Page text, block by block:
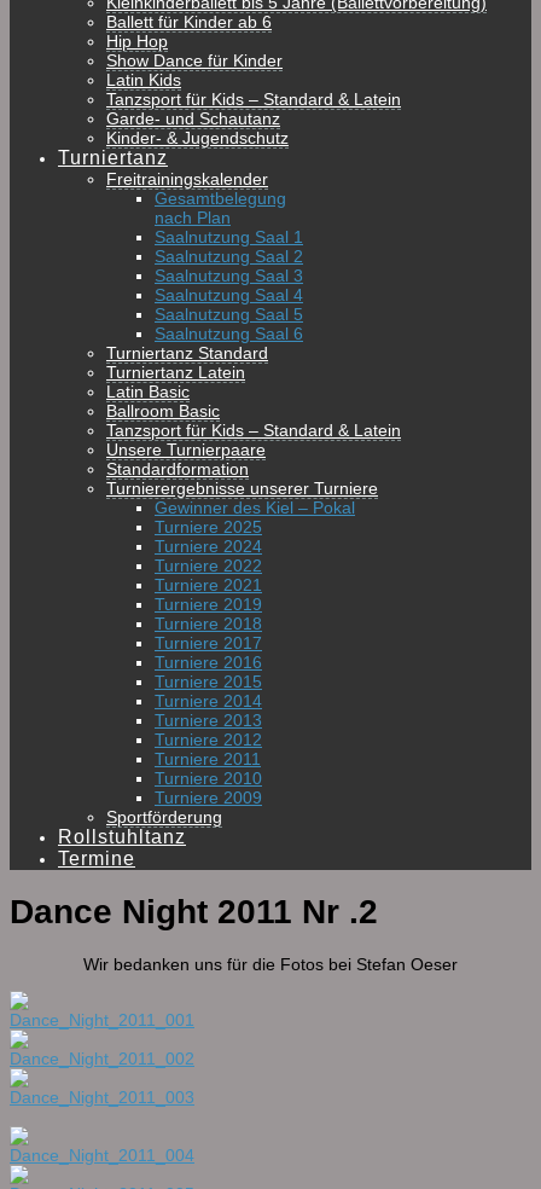
Ballett für Kinder ab 6
Hip Hop
Show Dance für Kinder
Latin Kids
Tanzsport für Kids – Standard & Latein
Garde- und Schautanz
Kinder- & Jugendschutz
Turniertanz
Freitrainingskalender
Gesamtbelegung
nach Plan
Saalnutzung Saal 1
Saalnutzung Saal 2
Saalnutzung Saal 3
Saalnutzung Saal 4
Saalnutzung Saal 5
Saalnutzung Saal 6
Turniertanz Standard
Turniertanz Latein
Latin Basic
Ballroom Basic
Tanzsport für Kids – Standard & Latein
Unsere Turnierpaare
Standardformation
Turnierergebnisse unserer Turniere
Gewinner des Kiel – Pokal
Turniere 2025
Turniere 2024
Turniere 2022
Turniere 2021
Turniere 2019
Turniere 2018
Turniere 2017
Turniere 2016
Turniere 2015
Turniere 2014
Turniere 2013
Turniere 2012
Turniere 2011
Turniere 2010
Turniere 2009
Sportförderung
Rollstuhltanz
Termine
Dance Night 2011 Nr .2
Wir bedanken uns für die Fotos bei Stefan Oeser